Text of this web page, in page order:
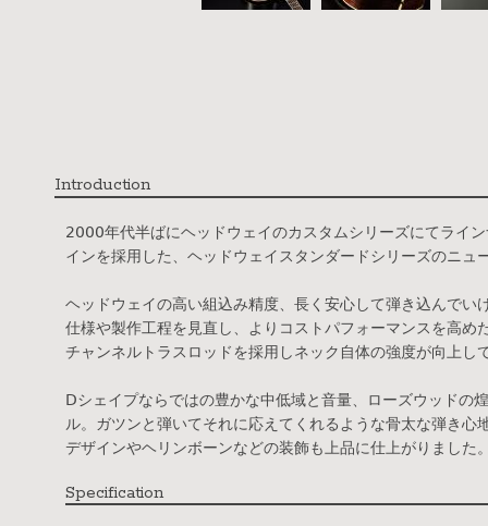
Introduction
2000年代半ばにヘッドウェイのカスタムシリーズにてライ
インを採用した、ヘッドウェイスタンダードシリーズのニュ
ヘッドウェイの高い組込み精度、長く安心して弾き込んでい
仕様や製作工程を見直し、よりコストパフォーマンスを高め
チャンネルトラスロッドを採用しネック自体の強度が向上し
Dシェイプならではの豊かな中低域と音量、ローズウッドの
ル。ガツンと弾いてそれに応えてくれるような骨太な弾き心
デザインやヘリンボーンなどの装飾も上品に仕上がりました
Specification